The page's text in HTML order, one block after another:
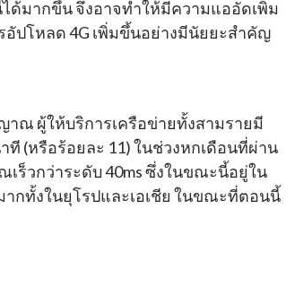
ได้มากขึ้น จึงอาจทำให้มีความแออัดเพิ่ม
อัปโหลด 4G เพิ่มขึ้นอย่างมีนัยยะสำคัญ
ณ ผู้ให้บริการเครือข่ายทั้งสามรายมี
(หรือร้อยละ 11) ในช่วงหกเดือนที่ผ่าน
ร็วกว่าระดับ 40ms ซึ่งในขณะนี้อยู่ใน
กทั้งในยุโรปและเอเชีย ในขณะที่ตอนนี้